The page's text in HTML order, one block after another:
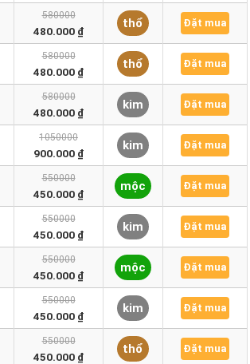
580000
480.000 ₫
thổ Đặt mua
580000
480.000 ₫
thổ Đặt mua
580000
480.000 ₫
kim Đặt mua
1050000
900.000 ₫
kim Đặt mua
550000
450.000 ₫
mộc Đặt mua
550000
450.000 ₫
kim Đặt mua
550000
450.000 ₫
mộc Đặt mua
550000
450.000 ₫
kim Đặt mua
550000
450.000 ₫
thổ Đặt mua